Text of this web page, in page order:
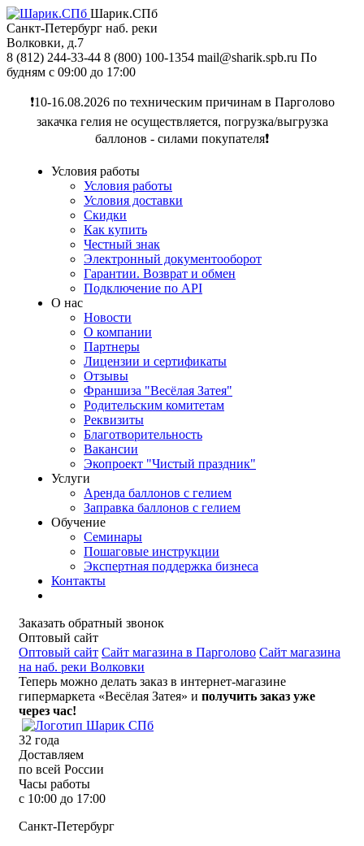
Шарик.СПб
Санкт-Петербург наб. реки
Волковки, д.7
8 (812) 244-33-44 8 (800) 100-1354 mail@sharik.spb.ru По
будням с 09:00 до 17:00
❗️10-16.08.2026 по техническим причинам в Парголово
закачка гелия не осуществляется, погрузка/выгрузка
баллонов - силами покупателя❗️
Условия работы
Условия работы
Условия доставки
Скидки
Как купить
Честный знак
Электронный документооборот
Гарантии. Возврат и обмен
Подключение по API
О нас
Новости
О компании
Партнеры
Лицензии и сертификаты
Отзывы
Франшиза "Весёлая Затея"
Родительским комитетам
Реквизиты
Благотворительность
Вакансии
Экопроект "Чистый праздник"
Услуги
Аренда баллонов с гелием
Заправка баллонов с гелием
Обучение
Семинары
Пошаговые инструкции
Экспертная поддержка бизнеса
Контакты
Заказать обратный звонок
Оптовый сайт
Оптовый сайт Сайт магазина в Парголово Сайт магазина
на наб. реки Волковки
Теперь можно делать заказ в интернет-магазине
гипермаркета «Весёлая Затея» и получить заказ уже
через час!
32 года
Доставляем
по всей России
Часы работы
с 10:00 до 17:00
Санкт-Петербург